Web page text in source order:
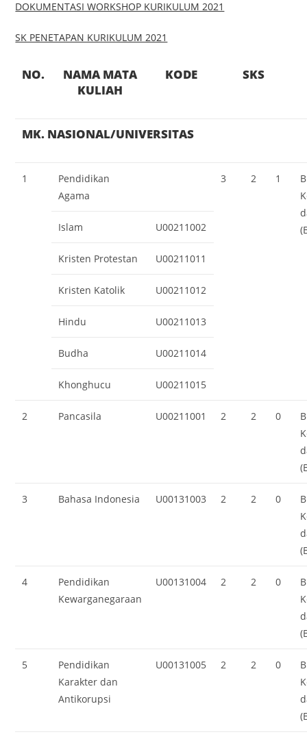
DOKUMENTASI WORKSHOP KURIKULUM 2021
SK PENETAPAN KURIKULUM 2021
NO.
NAMA MATA
KULIAH
KODE SKS
MK. NASIONAL/UNIVERSITAS
1
Pendidikan
Agama
3 2 1
Islam U00211002
Kristen Protestan U00211011
Kristen Katolik U00211012
Hindu U00211013
Budha U00211014
Khonghucu U00211015
2 Pancasila U00211001 2 2 0
3 Bahasa Indonesia U00131003 2 2 0
4
Pendidikan
Kewarganegaraan
U00131004 2 2 0
5
Pendidikan
Karakter dan
Antikorupsi
U00131005 2 2 0